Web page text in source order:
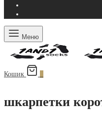
Меню
Кошик
шкарпетки